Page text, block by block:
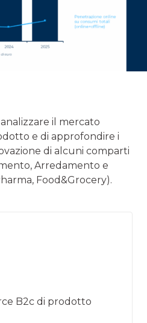
il mercato
e di approfondire i
di alcuni comparti
Arredamento e
Food&Grocery).
B2c di prodotto